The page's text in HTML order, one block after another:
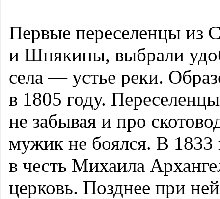
Первые переселенцы из
и Шнякины, выбрали
села — устье реки.
в 1805 году.
не забывая и про
мужик не боялся. В 1833
в честь Михаила
церковь. Позднее при